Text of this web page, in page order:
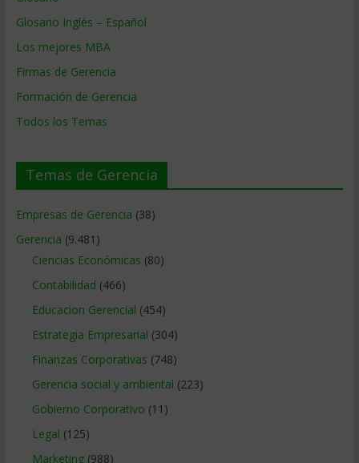
Glosario Inglés – Español
Los mejores MBA
Firmas de Gerencia
Formación de Gerencia
Todos los Temas
Temas de Gerencia
Empresas de Gerencia (38)
Gerencia (9.481)
Ciencias Económicas (80)
Contabilidad (466)
Educacion Gerencial (454)
Estrategia Empresarial (304)
Finanzas Corporativas (748)
Gerencia social y ambiental (223)
Gobierno Corporativo (11)
Legal (125)
Marketing(988)